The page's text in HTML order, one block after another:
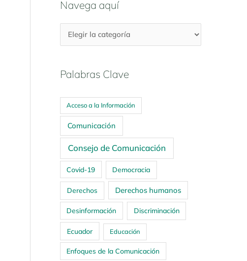
Navega aquí
Palabras Clave
Acceso a la Información
Comunicación
Consejo de Comunicación
Covid-19 Democracia
Derechos Derechos humanos
Desinformación Discriminación
Ecuador Educación
Enfoques de la Comunicación